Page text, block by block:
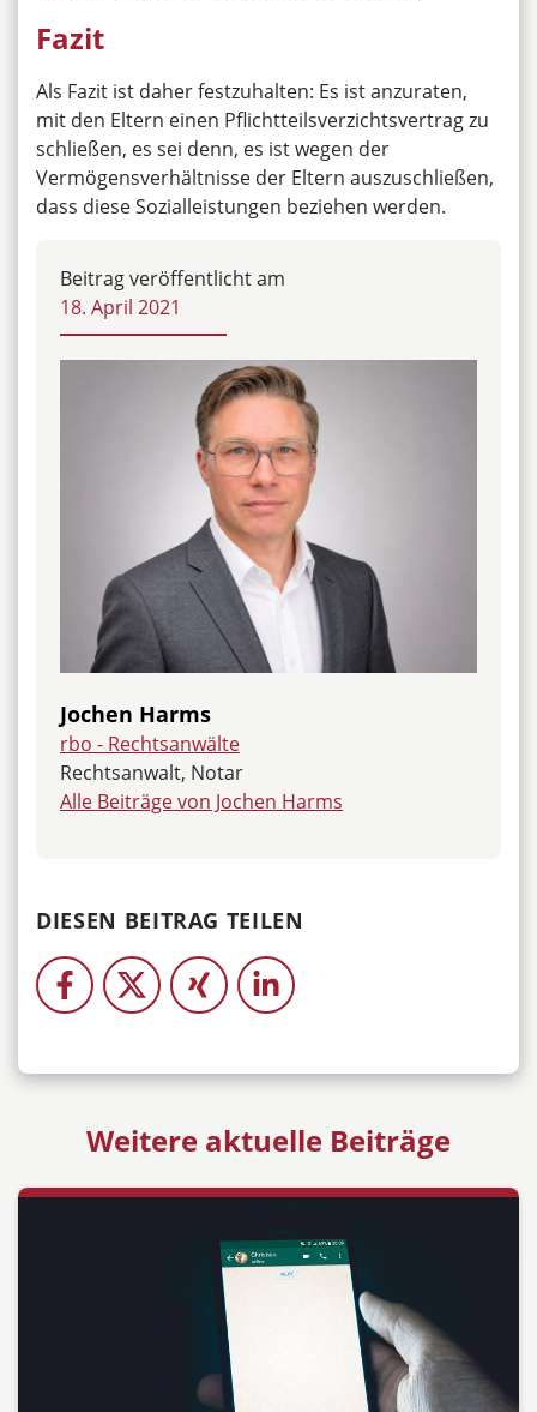
Fazit
Als Fazit ist daher festzuhalten: Es ist anzuraten,
mit den Eltern einen Pflichtteilsverzichtsvertrag zu
schließen, es sei denn, es ist wegen der
Vermögensverhältnisse der Eltern auszuschließen,
dass diese Sozialleistungen beziehen werden.
Beitrag veröffentlicht am
18. April 2021
Jochen Harms
rbo - Rechtsanwälte
Rechtsanwalt, Notar
Alle Beiträge von Jochen Harms
DIESEN BEITRAG TEILEN
Weitere aktuelle Beiträge